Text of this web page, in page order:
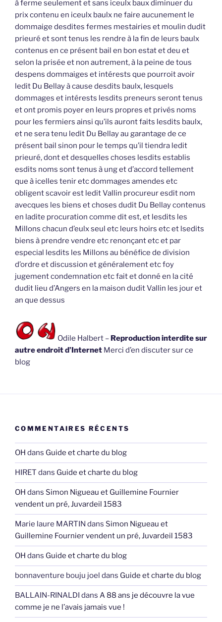
à ferme seulement et sans iceulx baux diminuer du
prix contenu en iceulx baulx ne faire aucunement le
dommaige desdites fermes mestairies et moulin dudit
prieuré et sont tenus les rendre à la fin de leurs baulx
contenus en ce présent bail en bon estat et deu et
selon la prisée et non autrement, à la peine de tous
despens dommaiges et intérests que pourroit avoir
ledit Du Bellay à cause desdits baulx, lesquels
dommages et intérests lesdits preneurs seront tenus
et ont promis poyer en leurs propres et privés noms
pour les fermiers ainsi qu’ils auront faits lesdits baulx,
et ne sera tenu ledit Du Bellay au garantage de ce
présent bail sinon pour le temps qu’il tiendra ledit
prieuré, dont et desquelles choses lesdits establis
esdits noms sont tenus à ung et d’accord tellement
que à icelles tenir etc dommages amendes etc
obligent scavoir est ledit Vallin procureur esdit nom
avecques les biens et choses dudit Du Bellay contenus
en ladite procuration comme dit est, et lesdits les
Millons chacun d’eulx seul etc leurs hoirs etc et lsedits
biens à prendre vendre etc renonçant etc et par
especial lesdits les Millons au bénéfice de division
d’ordre et discussion et généralement etc foy
jugement condemnation etc fait et donné en la cité
dudit lieu d’Angers en la maison dudit Vallin les jour et
an que dessus
Odile Halbert – Reproduction interdite sur
autre endroit d’Internet Merci d’en discuter sur ce
blog
COMMENTAIRES RÉCENTS
OH dans Guide et charte du blog
HIRET dans Guide et charte du blog
OH dans Simon Nigueau et Guillemine Fournier
vendent un pré, Juvardeil 1583
Marie laure MARTIN dans Simon Nigueau et
Guillemine Fournier vendent un pré, Juvardeil 1583
OH dans Guide et charte du blog
bonnaventure bouju joel dans Guide et charte du blog
BALLAIN-RINALDI dans A 88 ans je découvre la vue
comme je ne l’avais jamais vue !